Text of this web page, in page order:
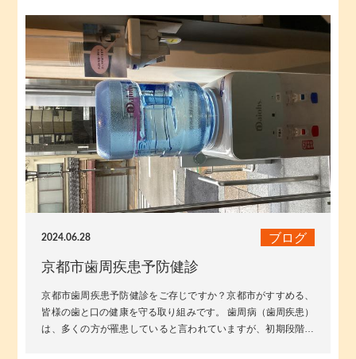
2024.06.28 ブログ
京都市歯周疾患予防健診
京都市歯周疾患予防健診をご存じですか？京都市がすすめる、
皆様の歯と口の健康を守る取り組みです。 歯周病（歯周疾患）
は、多くの方が罹患していると言われていますが、初期段階で